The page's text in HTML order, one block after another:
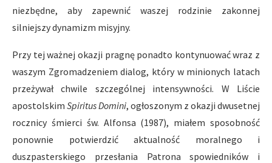
niezbędne, aby zapewnić waszej rodzinie zakonnej
silniejszy dynamizm misyjny.
Przy tej ważnej okazji pragnę ponadto kontynuować wraz z
waszym Zgromadzeniem dialog, który w minionych latach
przeżywał chwile szczególnej intensywności. W Liście
apostolskim Spiritus Domini, ogłoszonym z okazji dwusetnej
rocznicy śmierci św. Alfonsa (1987), miałem sposobność
ponownie potwierdzić aktualność moralnego i
duszpasterskiego przesłania Patrona spowiedników i